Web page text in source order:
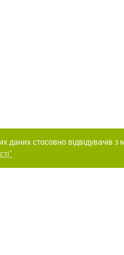
даних стосовно відвідувачів